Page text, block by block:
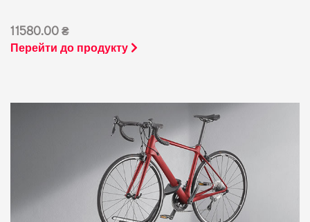
11580.00 ₴
Перейти до продукту